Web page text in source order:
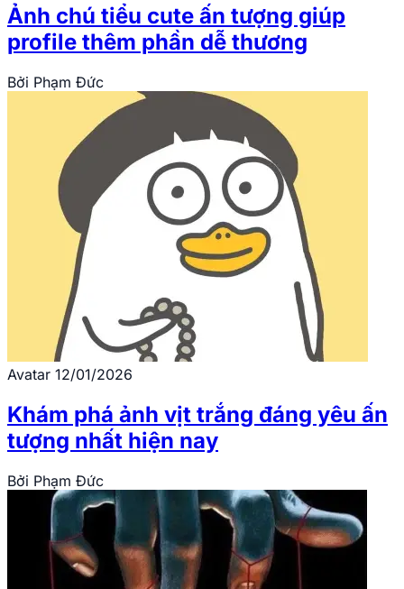
Ảnh chú tiểu cute ấn tượng giúp
profile thêm phần dễ thương
Bởi Phạm Đức
Avatar 12/01/2026
Khám phá ảnh vịt trắng đáng yêu ấn
tượng nhất hiện nay
Bởi Phạm Đức